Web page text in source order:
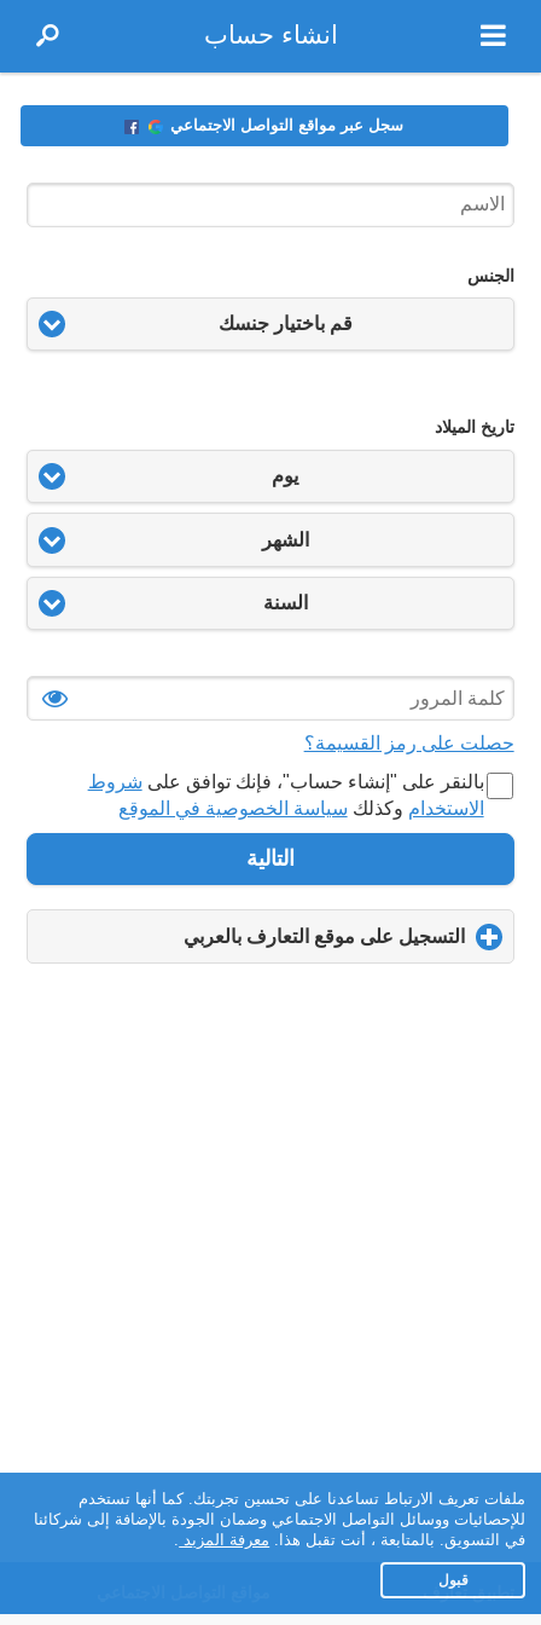
انشاء حساب
سجل عبر مواقع التواصل الاجتماعي
الجنس
قم باختيار جنسك
تاريخ الميلاد
يوم
الشهر
السنة
حصلت على رمز القسيمة؟
بالنقر على "‏إنشاء حساب‏"، فإنك توافق على شروط
الاستخدام وكذلك سياسة الخصوصية في الموقع
التالية
التسجيل على موقع التعارف بالعربي
to
تطبيق تعارف
ملفات تعريف الارتباط تساعدنا على تحسين تجربتك. كما أنها تستخدم
للإحصائيات ووسائل التواصل الاجتماعي وضمان الجودة بالإضافة إلى شركائنا
في التسويق. بالمتابعة ، أنت تقبل هذا. معرفة المزيد .
قبول